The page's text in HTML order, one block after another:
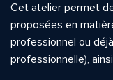
Cet atelier permet
proposées en
professionnel ou
professionnelle),